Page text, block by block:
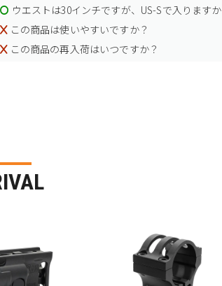
ウエストは30インチですが、US-Sで入りますか
この商品は使いやすいですか？
この商品の再入荷はいつですか？